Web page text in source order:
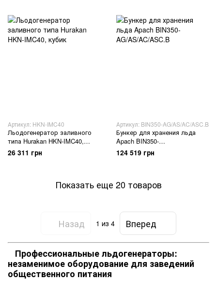
Артикул: HKN-IMC40
Льодогенератор заливного
типа Hurakan HKN-IMC40,
кубик
26 311 грн
Артикул: BIN350-AG/AS/AC/ASC.B
Бункер для хранения льда
Apach BIN350-
AG/AS/AC/ASC.B
124 519 грн
Показать еще 20 товаров
Назад 1 из 4 Вперед
Профессиональные льдогенераторы:
незаменимое оборудование для заведений
общественного питания